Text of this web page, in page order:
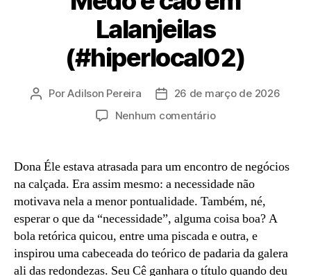
Lalanjeilas
(#hiperlocal02)
Autor
PorAdilson Pereira
Data26 de março de 2026
Nenhum comentárioem
caô
Lalanjeilas
(#hiperlocal02)
Dona Éle estava atrasada para um encontro de negócios
na calçada. Era assim mesmo: a necessidade não
motivava nela a menor pontualidade. Também, né,
esperar o que da “necessidade”, alguma coisa boa? A
bola retórica quicou, entre uma piscada e outra, e
inspirou uma cabeceada do teórico de padaria da galera
ali das redondezas. Seu Cê ganhara o título quando deu